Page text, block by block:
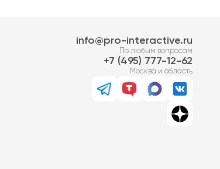
info@pro-interactive.ru
По любым вопросам
7 (495) 777-12-62
Москва и область